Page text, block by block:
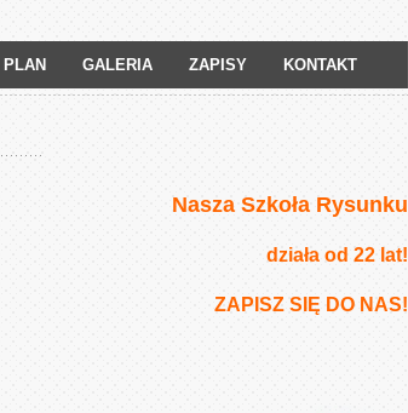
PLAN GALERIA ZAPISY KONTAKT
Nasza Szkoła Rysunku
działa od 22 lat!
ZAPISZ SIĘ DO NAS!